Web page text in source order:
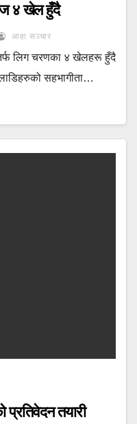
४ खेल हुँदै
आहा सञ्चार
लिग चरणका ४ खेलहरू हुँदै
सहभागीता…
प्रतिवेदन तयारी